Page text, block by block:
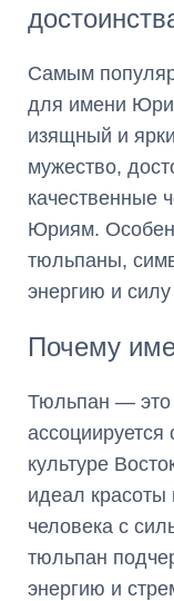
Самым
для имени
изящный и
мужество,
качественные
Юриям.
тюльпаны,
энергию и
Почему
Тюльпан — это
культуре
идеал
человека с
тюльпан
энергию и